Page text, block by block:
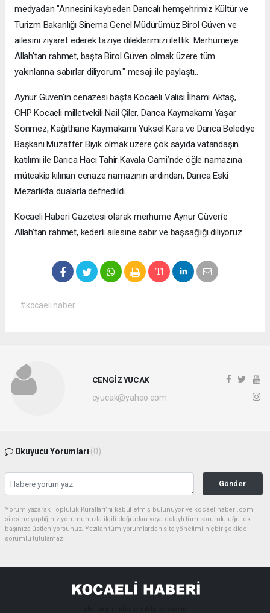
medyadan "Annesini kaybeden Darıcalı hemşehrimiz Kültür ve
Turizm Bakanlığı Sinema Genel Müdürümüz Birol Güven ve
ailesini ziyaret ederek taziye dileklerimizi ilettik. Merhumeye
Allah’tan rahmet, başta Birol Güven olmak üzere tüm
yakınlarına sabırlar diliyorum." mesajı ile paylaştı..
Aynur Güven'in cenazesi başta Kocaeli Valisi İlhami Aktaş,
CHP Kocaeli milletvekili Nail Çiler, Darıca Kaymakamı Yaşar
Sönmez, Kağıthane Kaymakamı Yüksel Kara ve Darıca Belediye
Başkanı Muzaffer Bıyık olmak üzere çok sayıda vatandaşın
katılımı ile Darıca Hacı Tahir Kavala Cami’nde öğle namazına
müteakip kılınan cenaze namazının ardından, Darıca Eski
Mezarlıkta dualarla defnedildi.
Kocaeli Haberi Gazetesi olarak merhume Aynur Güven'e
Allah'tan rahmet, kederli ailesine sabır ve başsağlığı diliyoruz..
#kocaeli haber
CENGİZ YUCAK
cyucak@yahoo.com
Okuyucu Yorumları (0)
Gönder
Yorum yazarak Topluluk Kuralları’nı kabul etmiş bulunuyor ve kocaelihaberi.com
sitesine yaptığınız yorumunuzla ilgili doğrudan veya dolaylı tüm sorumluluğu tek
başınıza üstleniyorsunuz. Yazılan tüm yorumlardan site yönetimi hiçbir şekilde
sorumlu tutulamaz.